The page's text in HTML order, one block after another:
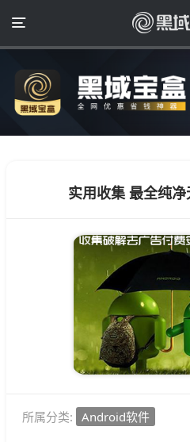
实用收集 最全纯
所属分类: Android软件